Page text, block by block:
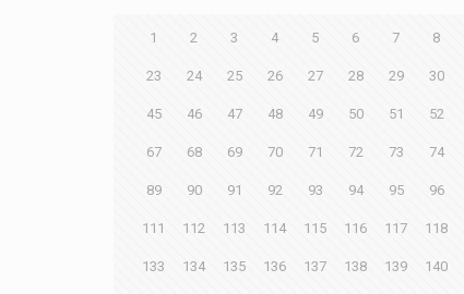
1 2 3 4 5 6 7 8
23 24 25 26 27 28 29 30
45 46 47 48 49 50 51 52
67 68 69 70 71 72 73 74
89 90 91 92 93 94 95 96
111 112 113 114 115 116 117 118
133 134 135 136 137 138 139 140